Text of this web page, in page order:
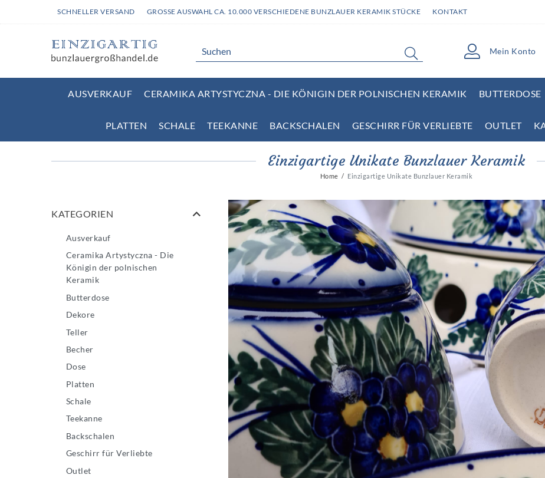
SCHNELLER VERSAND GROSSE AUSWAHL CA. 10.000 VERSCHIEDENE BUNZLAUER KERAMIK STÜCKE KONTAKT
Mein Konto
AUSVERKAUF CERAMIKA ARTYSTYCZNA - DIE KÖNIGIN DER POLNISCHEN KERAMIK BUTTERDOSE
PLATTEN SCHALE TEEKANNE BACKSCHALEN GESCHIRR FÜR VERLIEBTE OUTLET
Einzigartige Unikate Bunzlauer Keramik
Home Einzigartige Unikate Bunzlauer Keramik
KATEGORIEN
Ausverkauf
Ceramika Artystyczna - Die
Königin der polnischen
Keramik
Butterdose
Dekore
Teller
Becher
Dose
Platten
Schale
Teekanne
Backschalen
Geschirr für Verliebte
Outlet